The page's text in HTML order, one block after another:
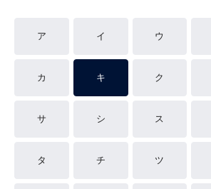
ア イ ウ
カ キ ク
サ シ ス
タ チ ツ